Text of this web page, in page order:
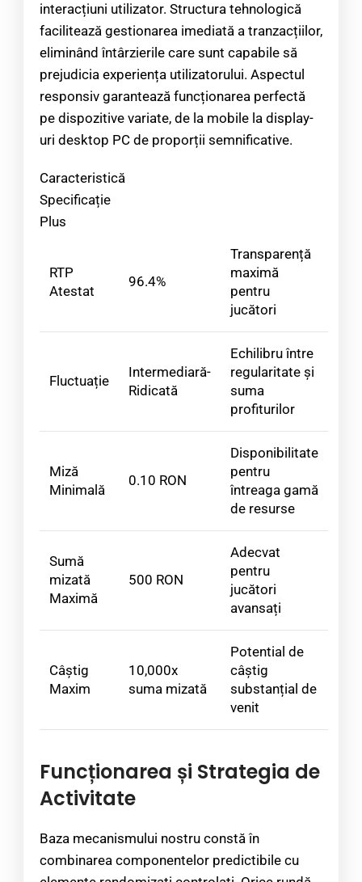
interacțiuni utilizator. Structura tehnologică
facilitează gestionarea imediată a tranzacțiilor,
eliminând întârzierile care sunt capabile să
prejudicia experiența utilizatorului. Aspectul
responsiv garantează funcționarea perfectă
pe dispozitive variate, de la mobile la display-
uri desktop PC de proporții semnificative.
Caracteristică
Specificație
Plus
RTP
Atestat
96.4%
Transparență
maximă
pentru
jucători
Fluctuație
Intermediară-
Ridicată
Echilibru între
regularitate și
suma
profiturilor
Miză
Minimală
0.10 RON
Disponibilitate
pentru
întreaga gamă
de resurse
Sumă
mizată
Maximă
500 RON
Adecvat
pentru
jucători
avansați
Câștig
Maxim
10,000x
suma mizată
Potential de
câștig
substanțial de
venit
Funcționarea și Strategia de
Activitate
Baza mecanismului nostru constă în
combinarea componentelor predictibile cu